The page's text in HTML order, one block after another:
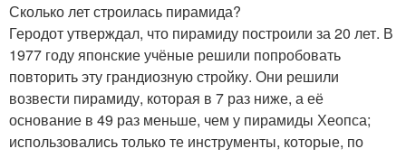
Сколько лет строилась пирамида?
Геродот утверждал, что пирамиду построили за 20 лет. В
1977 году японские учёные решили попробовать
повторить эту грандиозную стройку. Они решили
возвести пирамиду, которая в 7 раз ниже, а её
основание в 49 раз меньше, чем у пирамиды Хеопса;
использовались только те инструменты, которые, по